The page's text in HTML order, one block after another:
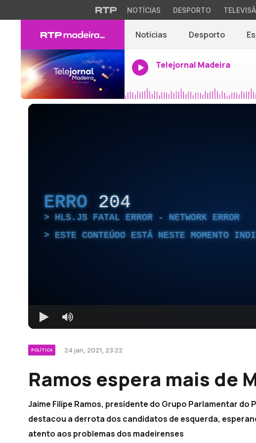
NOTÍCIAS DESPORTO
Notícias Desporto
Telejornal Madeira
ERRO 204
HLS.JS FATAL ERROR - NETWORK ERROR
ESTE CONTEÚDO ESTÁ NESTE MOMENTO
POLÍTICA 24 jan, 2021, 23:22
Ramos espera mais de
Jaime Filipe Ramos, presidente do Grupo Parlamentar do
destacou a derrota dos candidatos de esquerda,
atento aos problemas dos madeirenses